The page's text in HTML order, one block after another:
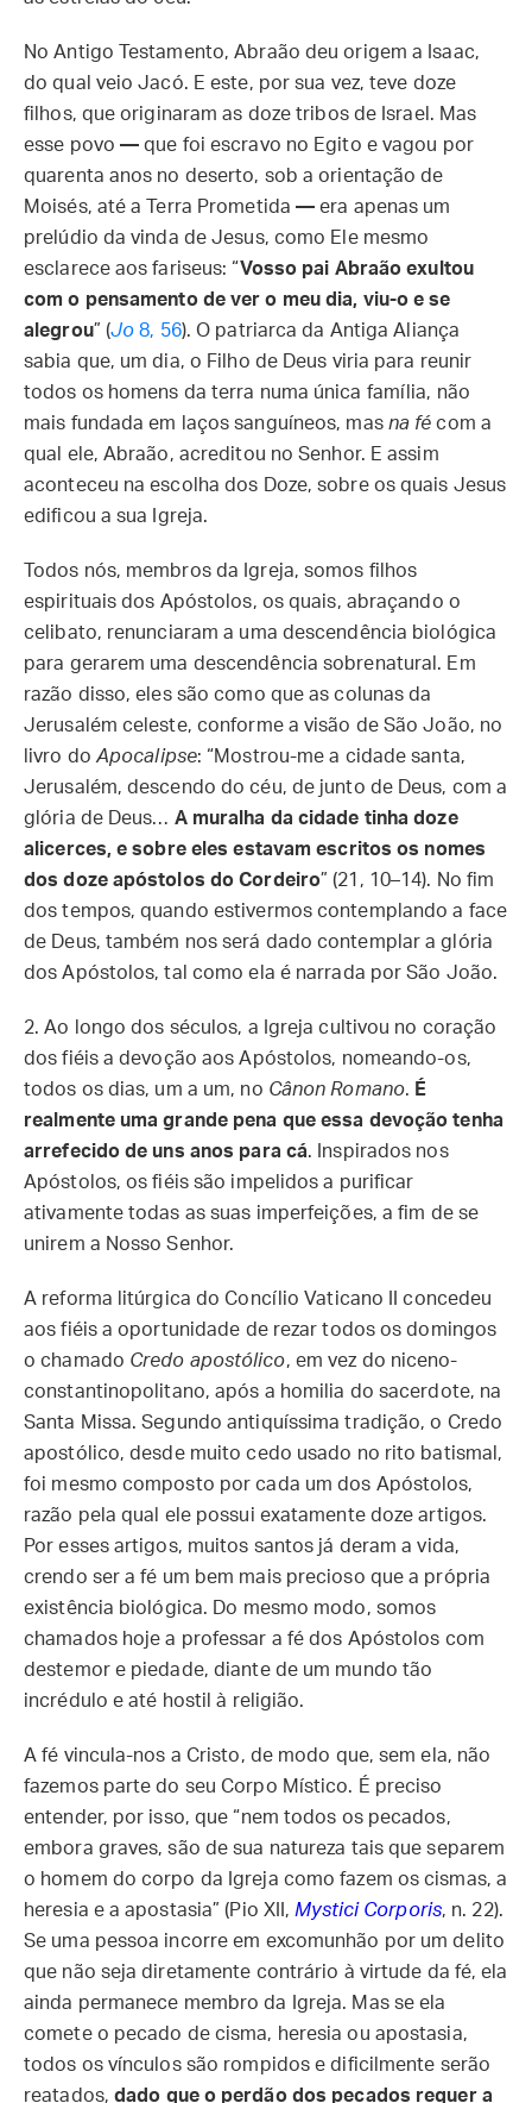
No Antigo Testamento, Abraão deu origem a Isaac,
do qual veio Jacó. E este, por sua vez, teve doze
filhos, que originaram as doze tribos de Israel. Mas
esse povo —que foi escravo no Egito e vagou por
quarenta anos no deserto, sob a orientação de
Moisés, até a Terra Prometida— era apenas um
prelúdio da vinda de Jesus, como Ele mesmo
esclarece aos fariseus: “Vosso pai Abraão exultou
com o pensamento de ver o meu dia, viu-o e se
alegrou” (Jo 8, 56). O patriarca da Antiga Aliança
sabia que, um dia, o Filho de Deus viria para reunir
todos os homens da terra numa única família, não
mais fundada em laços sanguíneos, mas na fé com a
qual ele, Abraão, acreditou no Senhor. E assim
aconteceu na escolha dos Doze, sobre os quais Jesus
edificou a sua Igreja.
Todos nós, membros da Igreja, somos filhos
espirituais dos Apóstolos, os quais, abraçando o
celibato, renunciaram a uma descendência biológica
para gerarem uma descendência sobrenatural. Em
razão disso, eles são como que as colunas da
Jerusalém celeste, conforme a visão de São João, no
livro do Apocalipse: “Mostrou-me a cidade santa,
Jerusalém, descendo do céu, de junto de Deus, com a
glória de Deus… A muralha da cidade tinha doze
alicerces, e sobre eles estavam escritos os nomes
dos doze apóstolos do Cordeiro” (21, 10–14). No fim
dos tempos, quando estivermos contemplando a face
de Deus, também nos será dado contemplar a glória
dos Apóstolos, tal como ela é narrada por São João.
2. Ao longo dos séculos, a Igreja cultivou no coração
dos fiéis a devoção aos Apóstolos, nomeando-os,
todos os dias, um a um, no Cânon Romano. É
realmente uma grande pena que essa devoção tenha
arrefecido de uns anos para cá. Inspirados nos
Apóstolos, os fiéis são impelidos a purificar
ativamente todas as suas imperfeições, a fim de se
unirem a Nosso Senhor.
A reforma litúrgica do Concílio Vaticano II concedeu
aos fiéis a oportunidade de rezar todos os domingos
o chamado Credo apostólico, em vez do niceno-
constantinopolitano, após a homilia do sacerdote, na
Santa Missa. Segundo antiquíssima tradição, o Credo
apostólico, desde muito cedo usado no rito batismal,
foi mesmo composto por cada um dos Apóstolos,
razão pela qual ele possui exatamente doze artigos.
Por esses artigos, muitos santos já deram a vida,
crendo ser a fé um bem mais precioso que a própria
existência biológica. Do mesmo modo, somos
chamados hoje a professar a fé dos Apóstolos com
destemor e piedade, diante de um mundo tão
incrédulo e até hostil à religião.
A fé vincula-nos a Cristo, de modo que, sem ela, não
fazemos parte do seu Corpo Místico. É preciso
entender, por isso, que “nem todos os pecados,
embora graves, são de sua natureza tais que separem
o homem do corpo da Igreja como fazem os cismas, a
heresia e a apostasia” (Pio XII, Mystici Corporis, n. 22).
Se uma pessoa incorre em excomunhão por um delito
que não seja diretamente contrário à virtude da fé, ela
ainda permanece membro da Igreja. Mas se ela
comete o pecado de cisma, heresia ou apostasia,
todos os vínculos são rompidos e dificilmente serão
reatados, dado que o perdão dos pecados requer a